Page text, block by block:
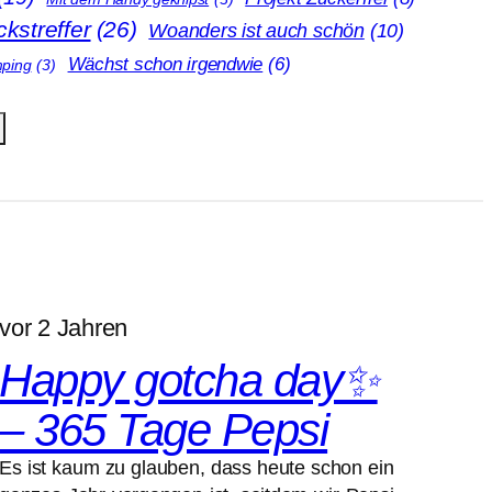
(26) Woanders ist auch schön (10)
(3) Wächst schon irgendwie (6)
vor 2 Jahren
Happy gotcha day✨
– 365 Tage Pepsi
Es ist kaum zu glauben, dass heute schon ein